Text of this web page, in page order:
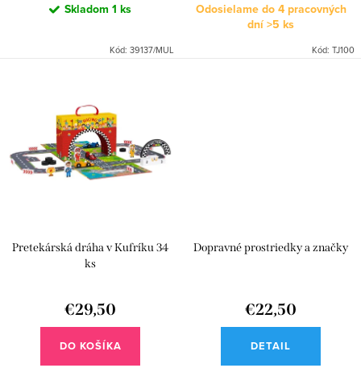
Skladom 1 ks
Kód: 39137/MUL
Odosielame do 4 pracovných
dní>5 ks
Kód: TJ100
Pretekárská dráha v Kufríku 34
ks
€29,50
DO KOŠÍKA
Dopravné prostriedky a značky
€22,50
DETAIL